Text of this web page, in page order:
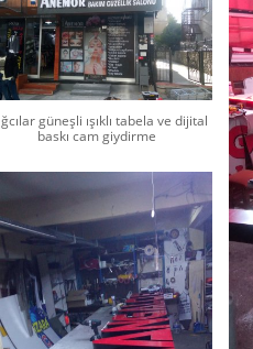
güneşli ışıklı tabela ve dijital
baskı cam giydirme